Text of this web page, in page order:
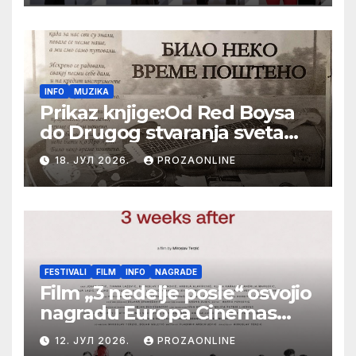
Festival evropskog filma Palić
INFO MUZIKA
Prikaz knjige:Od Red Boysa
do Drugog stvaranja sveta
(bilo neko vreme pošteno)
(autor- Zlatomira Sremca,
Botoš 2022. godine,
samizdat)
18. ЈУЛ 2026. PROZAONLINE
FESTIVALI FILM INFO NAGRADE
Film „3 nedelje posle“ osvojio
nagradu Europa Cinemas
Label na Filmskom festivalu
12. ЈУЛ 2026. PROZAONLINE